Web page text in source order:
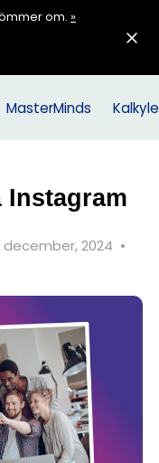
om. »
MasterMinds
Instagram
2024 •